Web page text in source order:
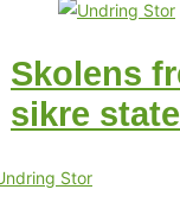
Skolens
sikre